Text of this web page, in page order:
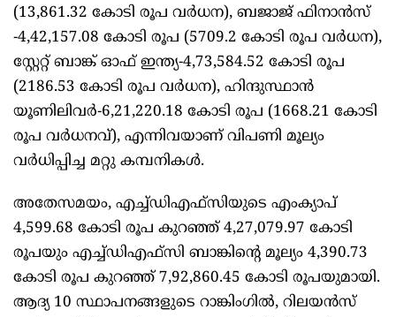
(13,861.32 കോടി രൂപ വര്‍ധന), ബജാജ് ഫിനാന്‍സ്
-4,42,157.08 കോടി രൂപ (5709.2 കോടി രൂപ വര്‍ധന),
സ്റ്റേറ്റ് ബാങ്ക് ഓഫ് ഇന്ത്യ-4,73,584.52 കോടി രൂപ
(2186.53 കോടി രൂപ വര്‍ധന), ഹിന്ദുസ്ഥാന്‍
യൂണിലിവര്‍-6,21,220.18 കോടി രൂപ (1668.21 കോടി
രൂപ വര്‍ധനവ്), എന്നിവയാണ് വിപണി മൂല്യം
വര്‍ധിപ്പിച്ച മറ്റു കമ്പനികള്‍.
അതേസമയം, എച്ച്ഡിഎഫ്‌സിയുടെ എംക്യാപ്
4,599.68 കോടി രൂപ കുറഞ്ഞ് 4,27,079.97 കോടി
രൂപയും എച്ച്ഡിഎഫ്‌സി ബാങ്കിന്റെ മൂല്യം 4,390.73
കോടി രൂപ കുറഞ്ഞ് 7,92,860.45 കോടി രൂപയുമായി.
ആദ്യ 10 സ്ഥാപനങ്ങളുടെ റാങ്കിംഗില്‍, റിലയന്‍സ്